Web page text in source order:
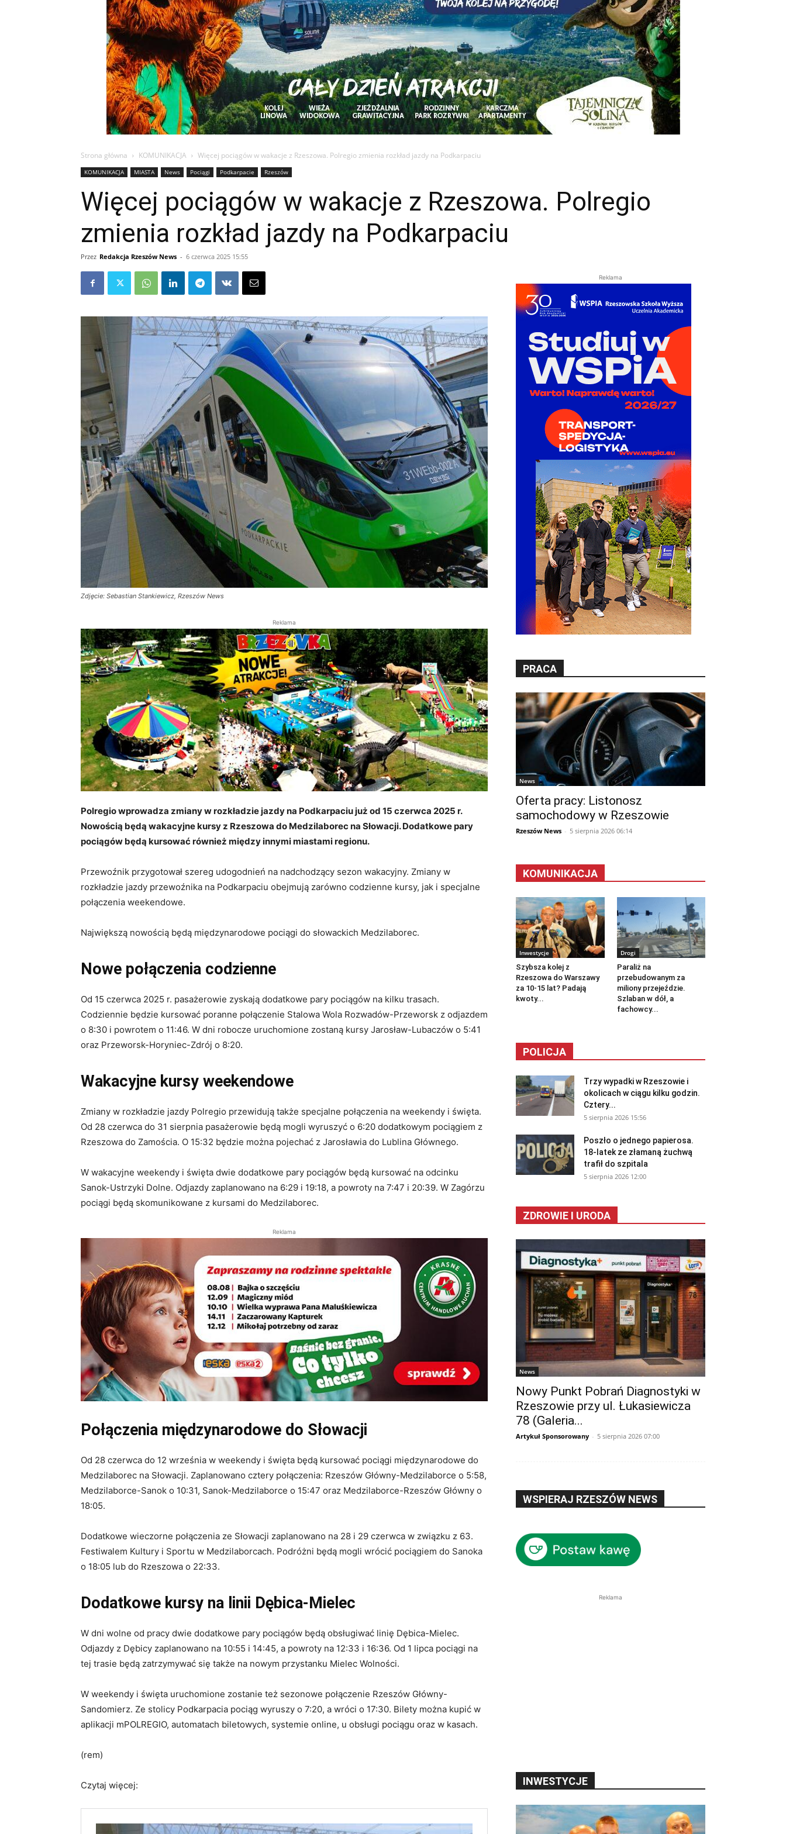
Strona główna KOMUNIKACJA Więcej pociągów w wakacje z Rzeszowa. Polregio zmienia rozkład jazdy na Podkarpaciu
KOMUNIKACJA MIASTA News Pociągi Podkarpacie Rzeszów
Więcej pociągów w wakacje z Rzeszowa. Polregio
zmienia rozkład jazdy na Podkarpaciu
Przez Redakcja Rzeszów News - 6 czerwca 2025 15:55
Zdjęcie: Sebastian Stankiewicz, Rzeszów News
Reklama
Polregio wprowadza zmiany w rozkładzie jazdy na Podkarpaciu już od 15 czerwca 2025 r.
Nowością będą wakacyjne kursy z Rzeszowa do Medzilaborec na Słowacji. Dodatkowe pary
pociągów będą kursować również między innymi miastami regionu.
Przewoźnik przygotował szereg udogodnień na nadchodzący sezon wakacyjny. Zmiany w
rozkładzie jazdy przewoźnika na Podkarpaciu obejmują zarówno codzienne kursy, jak i specjalne
połączenia weekendowe.
Największą nowością będą międzynarodowe pociągi do słowackich Medzilaborec.
Nowe połączenia codzienne
Od 15 czerwca 2025 r. pasażerowie zyskają dodatkowe pary pociągów na kilku trasach.
Codziennie będzie kursować poranne połączenie Stalowa Wola Rozwadów-Przeworsk z odjazdem
o 8:30 i powrotem o 11:46. W dni robocze uruchomione zostaną kursy Jarosław-Lubaczów o 5:41
oraz Przeworsk-Horyniec-Zdrój o 8:20.
Wakacyjne kursy weekendowe
Zmiany w rozkładzie jazdy Polregio przewidują także specjalne połączenia na weekendy i święta.
Od 28 czerwca do 31 sierpnia pasażerowie będą mogli wyruszyć o 6:20 dodatkowym pociągiem z
Rzeszowa do Zamościa. O 15:32 będzie można pojechać z Jarosławia do Lublina Głównego.
W wakacyjne weekendy i święta dwie dodatkowe pary pociągów będą kursować na odcinku
Sanok-Ustrzyki Dolne. Odjazdy zaplanowano na 6:29 i 19:18, a powroty na 7:47 i 20:39. W Zagórzu
pociągi będą skomunikowane z kursami do Medzilaborec.
Reklama
Połączenia międzynarodowe do Słowacji
Od 28 czerwca do 12 września w weekendy i święta będą kursować pociągi międzynarodowe do
Medzilaborec na Słowacji. Zaplanowano cztery połączenia: Rzeszów Główny-Medzilaborce o 5:58,
Medzilaborce-Sanok o 10:31, Sanok-Medzilaborce o 15:47 oraz Medzilaborce-Rzeszów Główny o
18:05.
Dodatkowe wieczorne połączenia ze Słowacji zaplanowano na 28 i 29 czerwca w związku z 63.
Festiwalem Kultury i Sportu w Medzilaborcach. Podróżni będą mogli wrócić pociągiem do Sanoka
o 18:05 lub do Rzeszowa o 22:33.
Dodatkowe kursy na linii Dębica-Mielec
W dni wolne od pracy dwie dodatkowe pary pociągów będą obsługiwać linię Dębica-Mielec.
Odjazdy z Dębicy zaplanowano na 10:55 i 14:45, a powroty na 12:33 i 16:36. Od 1 lipca pociągi na
tej trasie będą zatrzymywać się także na nowym przystanku Mielec Wolności.
W weekendy i święta uruchomione zostanie też sezonowe połączenie Rzeszów Główny-
Sandomierz. Ze stolicy Podkarpacia pociąg wyruszy o 7:20, a wróci o 17:30. Bilety można kupić w
aplikacji mPOLREGIO, automatach biletowych, systemie online, u obsługi pociągu oraz w kasach.
(rem)
Czytaj więcej:
Reklama
PRACA
News
Oferta pracy: Listonosz
samochodowy w Rzeszowie
Rzeszów News - 5 sierpnia 2026 06:14
KOMUNIKACJA
Inwestycje
Szybsza kolej z
Rzeszowa do Warszawy
za 10-15 lat? Padają
kwoty...
Drogi
Paraliż na
przebudowanym za
miliony przejeździe.
Szlaban w dół, a
fachowcy...
POLICJA
Trzy wypadki w Rzeszowie i
okolicach w ciągu kilku godzin.
Cztery...
5 sierpnia 2026 15:56
Poszło o jednego papierosa.
18-latek ze złamaną żuchwą
trafił do szpitala
5 sierpnia 2026 12:00
ZDROWIE I URODA
News
Nowy Punkt Pobrań Diagnostyki w
Rzeszowie przy ul. Łukasiewicza
78 (Galeria...
Artykuł Sponsorowany - 5 sierpnia 2026 07:00
WSPIERAJ RZESZÓW NEWS
Reklama
INWESTYCJE